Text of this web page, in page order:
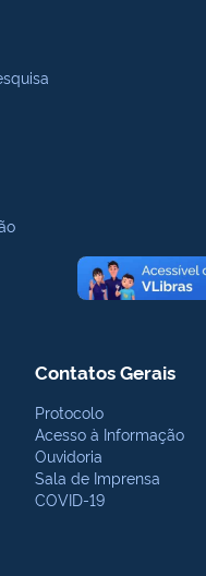
Contatos Gerais
Protocolo
Acesso à Informação
Ouvidoria
Sala de Imprensa
COVID-19